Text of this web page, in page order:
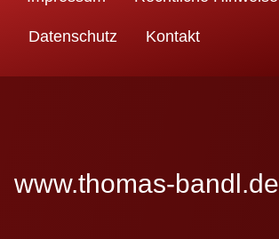
Datenschutz Kontakt
www.thomas-bandl.de